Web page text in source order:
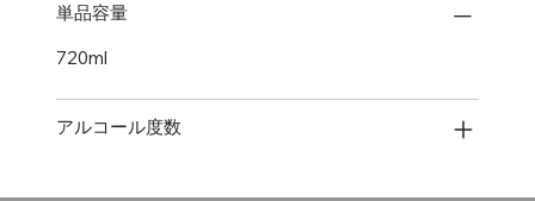
単品容量
720ml
アルコール度数